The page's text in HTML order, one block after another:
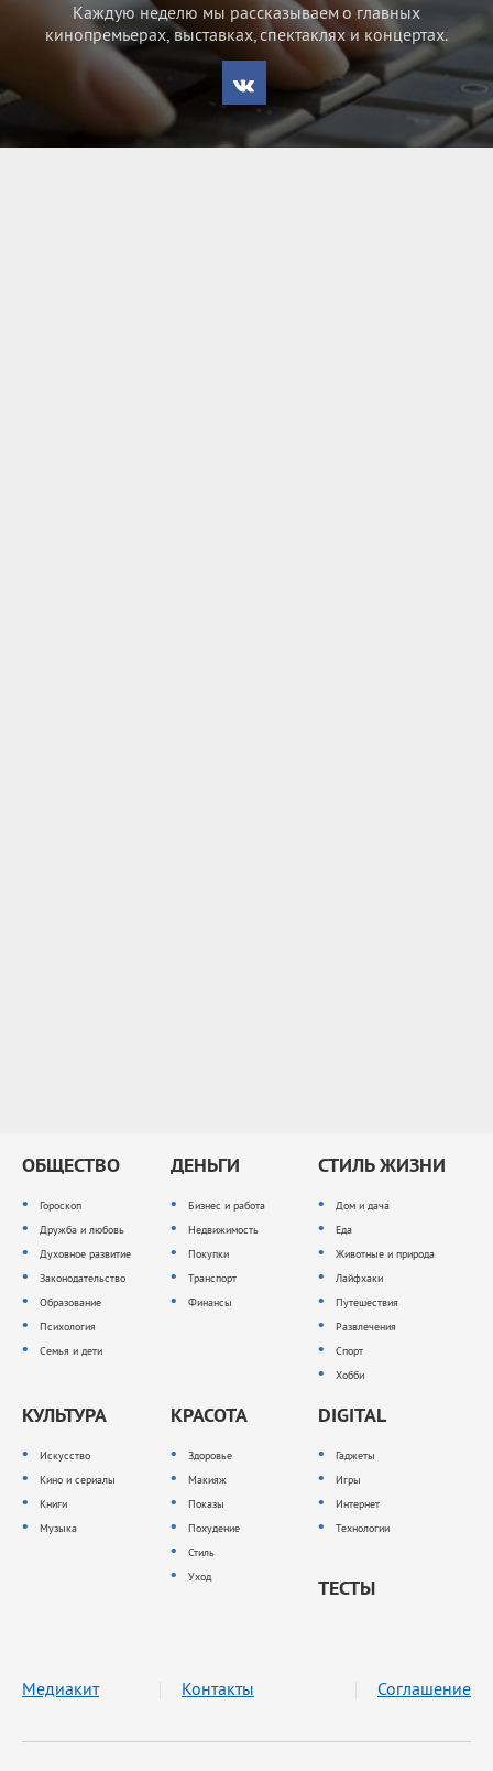
Каждую неделю мы рассказываем о главных
кинопремьерах, выставках, спектаклях и концертах.
ОБЩЕСТВО
Гороскоп
Дружба и любовь
Духовное развитие
Законодательство
Образование
Психология
Семья и дети
ДЕНЬГИ
Бизнес и работа
Недвижимость
Покупки
Транспорт
Финансы
СТИЛЬ ЖИЗНИ
Дом и дача
Еда
Животные и природа
Лайфхаки
Путешествия
Развлечения
Спорт
Хобби
КУЛЬТУРА
Искусство
Кино и сериалы
Книги
Музыка
КРАСОТА
Здоровье
Макияж
Показы
Похудение
Стиль
Уход
DIGITAL
Гаджеты
Игры
Интернет
Технологии
ТЕСТЫ
Медиакит Контакты Соглашение